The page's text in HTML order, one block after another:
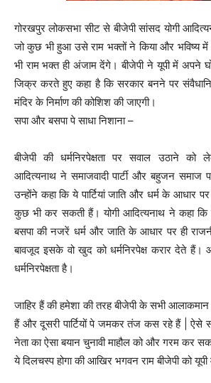
गोरखपुर लोकसभा सीट से बीजेपी सांसद योगी
जो कुछ भी हुआ उसे राम भक्तों ने किया और भविष्य में
भी राम भक्त ही अंजाम देंगे। बीजेपी ने यूपी में अपने
जिक्र करते हुए कहा है कि सरकार बनने पर
मंदिर के निर्माण की कोशिश की जाएगी।
सपा और बसपा पे साधा निशाना –
बीजेपी की धर्मनिरपेक्षता पर सवाल उठाने को
आदित्यनाथ ने समाजवादी पार्टी और बहुजन समाज
उन्होंने कहा कि ये पार्टियां जाति और धर्म के आधार
कुछ भी कर सकती हैं। योगी आदित्यनाथ ने कहा
बसपा की नजरें धर्म और जाति के आधार पर ही
बावजूद इसके वो खुद को धर्मनिरपेक्ष करार देते
धर्मनिरपेक्षता है।
जाहिर हैं की हमेशा की तरह बीजेपी के सभी आलाकमान
हैं और दूसरी पार्टियों पे जमकर तंज कस रहे हैं | ऐसे
नेता का ऐसा बयान चुनावी माहौल को और गरम कर
ये दिलचस्प होगा की आखिर भगवन राम बीजेपी को यूपी